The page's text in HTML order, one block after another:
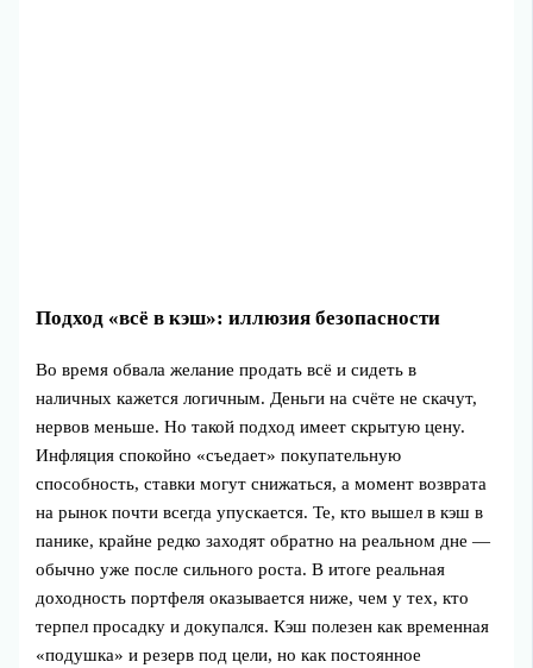
Подход «всё в кэш»: иллюзия безопасности
Во время обвала желание продать всё и сидеть в
наличных кажется логичным. Деньги на счёте не скачут,
нервов меньше. Но такой подход имеет скрытую цену.
Инфляция спокойно «съедает» покупательную
способность, ставки могут снижаться, а момент возврата
на рынок почти всегда упускается. Те, кто вышел в кэш в
панике, крайне редко заходят обратно на реальном дне —
обычно уже после сильного роста. В итоге реальная
доходность портфеля оказывается ниже, чем у тех, кто
терпел просадку и докупался. Кэш полезен как временная
«подушка» и резерв под цели, но как постоянное